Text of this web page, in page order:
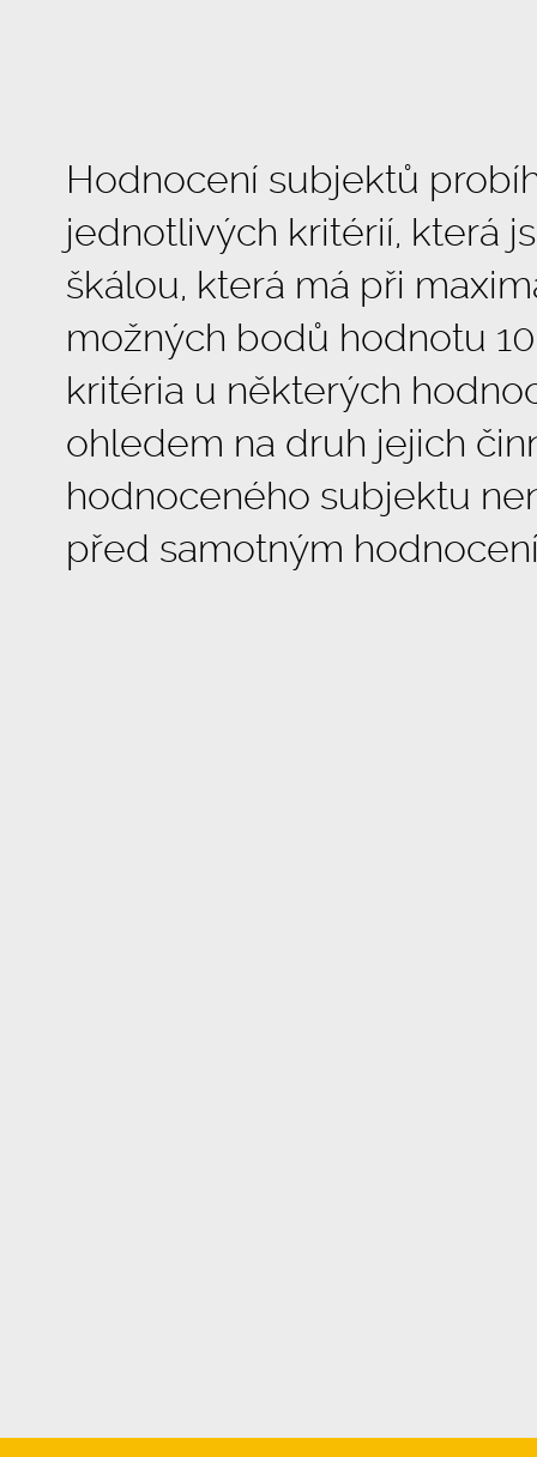
Hodnocení subjektů
jednotlivých kritérií, která
škálou, která má při
možných bodů hodnotu
kritéria u některých
ohledem na druh jejich
hodnoceného subjektu
před samotným